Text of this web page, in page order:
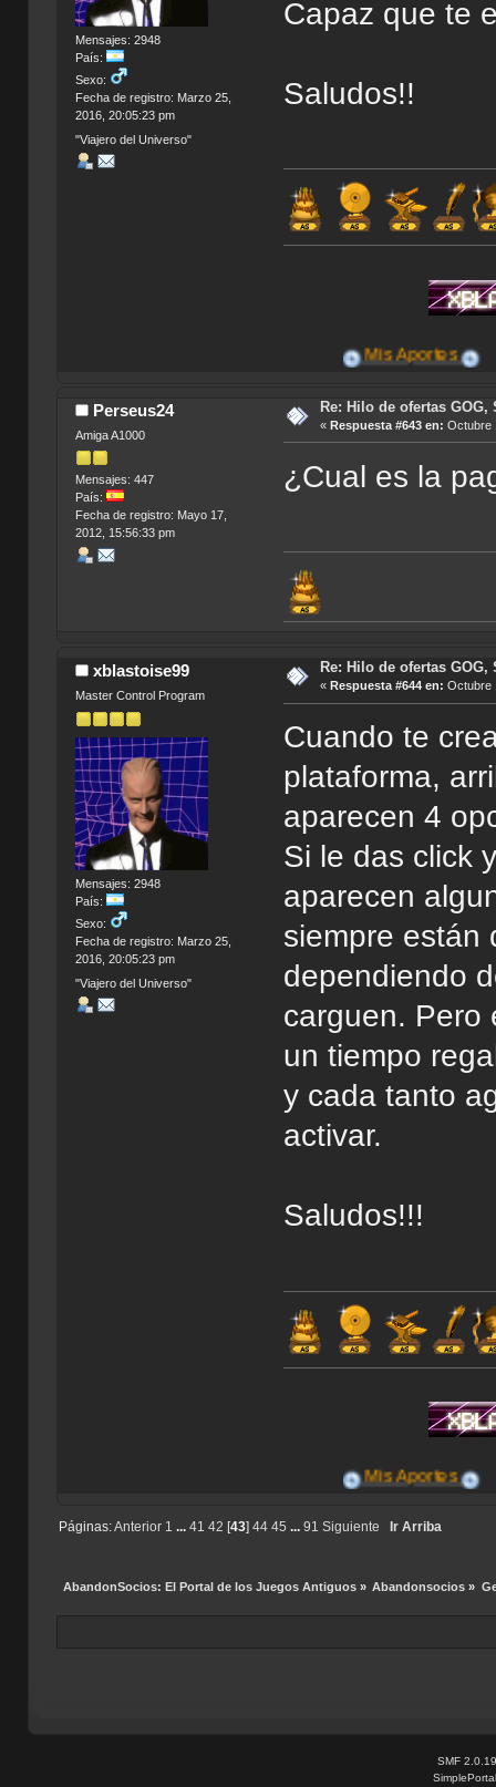
Mensajes: 2948
País:
Sexo:
Fecha de registro: Marzo 25,
2016, 20:05:23 pm
"Viajero del Universo"
Capaz que te
Saludos!!
Mis Aportes
Perseus24
Amiga A1000
Mensajes: 447
País:
Fecha de registro: Mayo 17,
2012, 15:56:33 pm
Re: Hilo de ofertas GOG,
« Respuesta #643 en: Octubre
¿Cual es la
xblastoise99
Master Control Program
Mensajes: 2948
País:
Sexo:
Fecha de registro: Marzo 25,
2016, 20:05:23 pm
"Viajero del Universo"
Re: Hilo de ofertas GOG,
« Respuesta #644 en: Octubre
Cuando te
plataforma,
aparecen 4
Si le das click
aparecen
siempre están
dependiendo
carguen. Pero
un tiempo
y cada tanto
activar.
Saludos!!!
Mis Aportes
Páginas:Anterior 1 ... 41 42 [43] 44 45 ... 91 Siguiente Ir Arriba
AbandonSocios: El Portal de los Juegos Antiguos» Abandonsocios »
SMF 2.0.19